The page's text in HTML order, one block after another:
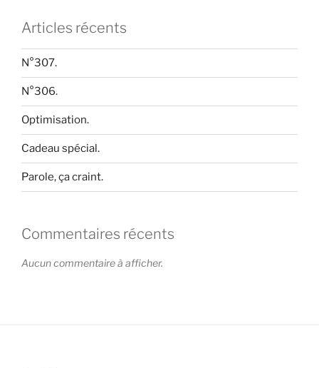
Articles récents
N°307.
N°306.
Optimisation.
Cadeau spécial.
Parole, ça craint.
Commentaires récents
Aucun commentaire à afficher.